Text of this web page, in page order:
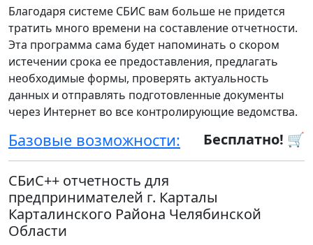
Благодаря системе СБИС вам больше не придется
тратить много времени на составление отчетности.
Эта программа сама будет напоминать о скором
истечении срока ее предоставления, предлагать
необходимые формы, проверять актуальность
данных и отправлять подготовленные документы
через Интернет во все контролирующие ведомства.
Бесплатно! 🛒
Базовые возможности:
СБиС++ отчетность для
предпринимателей г. Карталы
Карталинского Района Челябинской
Области